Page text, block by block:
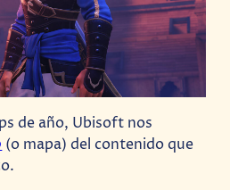
de año, Ubisoft nos
(o mapa) del contenido que